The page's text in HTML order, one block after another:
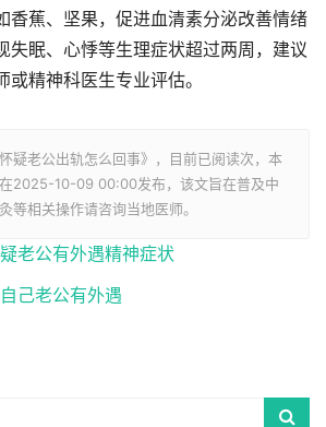
香蕉、坚果，促进血清素分泌改善情绪
失眠、心悸等生理症状超过两周，建议
精神科医生专业评估。
疑老公出轨怎么回事》，目前已阅读次，本
2025-10-09 00:00发布，该文旨在普及中
等相关操作请咨询当地医师。
老公有外遇精神症状
己老公有外遇